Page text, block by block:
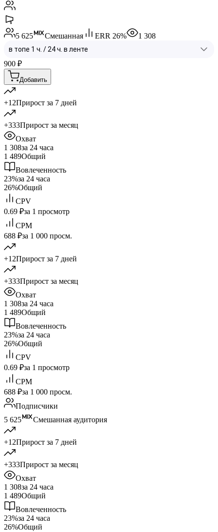
5 625 Смешанная ERR 26% 1 308
900 ₽
Добавить
+12Прирост за 7 дней
+333Прирост за месяц
Охват
1 308за 24 часа
1 489Общий
Вовлеченность
23%за 24 часа
26%Общий
CPV
0.69 ₽за 1 просмотр
CPM
688 ₽за 1 000 просм.
+12Прирост за 7 дней
+333Прирост за месяц
Охват
1 308за 24 часа
1 489Общий
Вовлеченность
23%за 24 часа
26%Общий
CPV
0.69 ₽за 1 просмотр
CPM
688 ₽за 1 000 просм.
Подписчики
5 625
Смешанная аудитория
+12Прирост за 7 дней
+333Прирост за месяц
Охват
1 308за 24 часа
1 489Общий
Вовлеченность
23%за 24 часа
26%Общий